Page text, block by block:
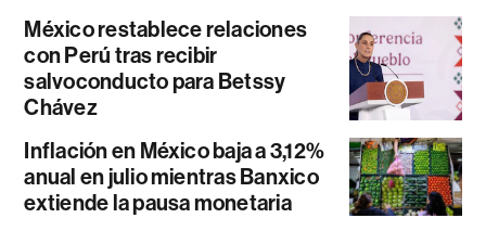
México restablece relaciones
con Perú tras recibir
salvoconducto para Betssy
Chávez
Inflación en México baja a 3,12%
anual en julio mientras Banxico
extiende la pausa monetaria